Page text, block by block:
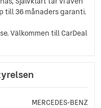
till 36 månaders garanti.
Välkommen till CarDeal
MERCEDES-BENZ